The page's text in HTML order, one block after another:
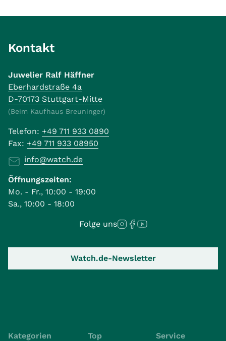
Kontakt
Juwelier Ralf Häffner
Eberhardstraße 4a
D-70173 Stuttgart-Mitte
(Beim Kaufhaus Breuninger)
Telefon: +49 711 933 0890
Fax: +49 711 933 08950
info@watch.de
Öffnungszeiten:
Mo. - Fr., 10:00 - 19:00
Sa., 10:00 - 18:00
Folge uns
Watch.de-Newsletter
Kategorien Top Service